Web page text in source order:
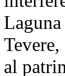
al